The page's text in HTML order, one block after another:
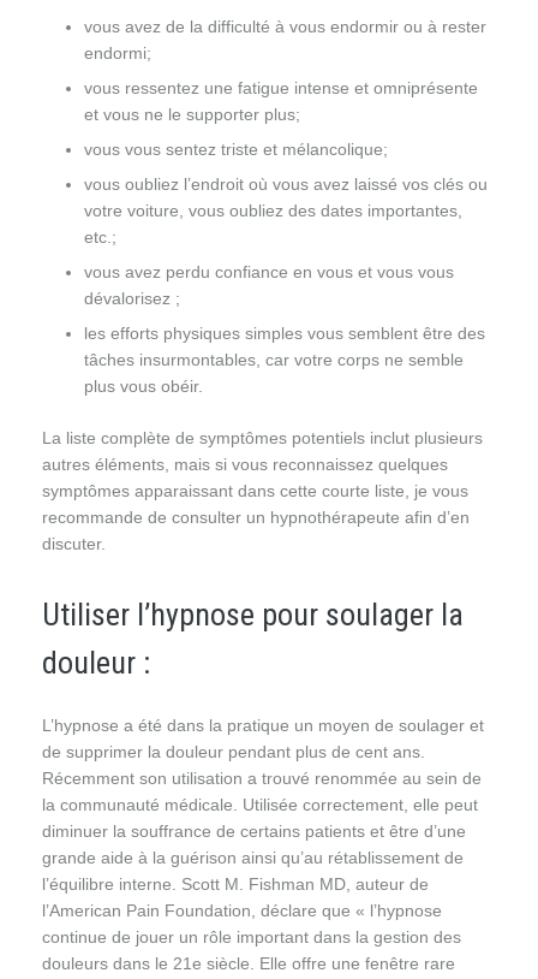
vous avez de la difficulté à vous endormir ou à rester
endormi;
vous ressentez une fatigue intense et omniprésente
et vous ne le supporter plus;
vous vous sentez triste et mélancolique;
vous oubliez l’endroit où vous avez laissé vos clés ou
votre voiture, vous oubliez des dates importantes,
etc.;
vous avez perdu confiance en vous et vous vous
dévalorisez ;
les efforts physiques simples vous semblent être des
tâches insurmontables, car votre corps ne semble
plus vous obéir.
La liste complète de symptômes potentiels inclut plusieurs
autres éléments, mais si vous reconnaissez quelques
symptômes apparaissant dans cette courte liste, je vous
recommande de consulter un hypnothérapeute afin d’en
discuter.
Utiliser l’hypnose pour soulager la
douleur :
L’hypnose a été dans la pratique un moyen de soulager et
de supprimer la douleur pendant plus de cent ans.
Récemment son utilisation a trouvé renommée au sein de
la communauté médicale. Utilisée correctement, elle peut
diminuer la souffrance de certains patients et être d’une
grande aide à la guérison ainsi qu’au rétablissement de
l’équilibre interne. Scott M. Fishman MD, auteur de
l’American Pain Foundation, déclare que « l’hypnose
continue de jouer un rôle important dans la gestion des
douleurs dans le 21e siècle. Elle offre une fenêtre rare